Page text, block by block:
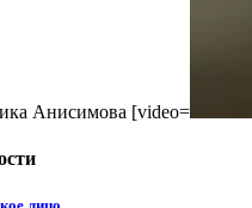
Анисимова [video=